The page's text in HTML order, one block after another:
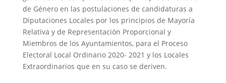
de Género en las postulaciones de candidaturas a
Diputaciones Locales por los principios de Mayoría
Relativa y de Representación Proporcional y
Miembros de los Ayuntamientos, para el Proceso
Electoral Local Ordinario 2020- 2021 y los Locales
Extraordinarios que en su caso se deriven.